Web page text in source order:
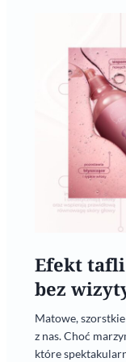
Efekt tafli
bez
Matowe,
z nas. Choć
które